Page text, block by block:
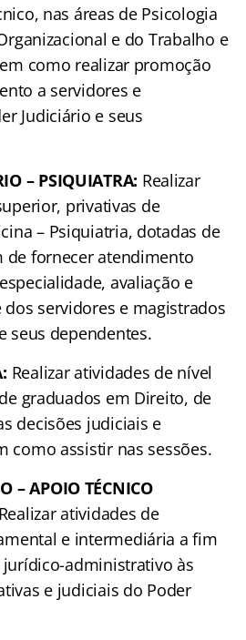
nas áreas de Psicologia
e do Trabalho e
como realizar promoção
a servidores e
Judiciário e seus
– PSIQUIATRA: Realizar
privativas de
– Psiquiatria, dotadas de
de fornecer atendimento
avaliação e
servidores e magistrados
seus dependentes.
Realizar atividades de nível
graduados em Direito, de
decisões judiciais e
como assistir nas sessões.
– APOIO TÉCNICO
Realizar atividades de
e intermediária a fim
administrativo às
e judiciais do Poder